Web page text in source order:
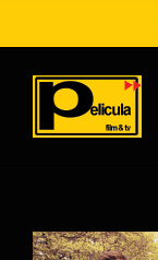
naar
inhoud
Bekijk